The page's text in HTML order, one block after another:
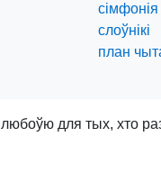
сімфонія
слоўнікі
план
для тых, хто